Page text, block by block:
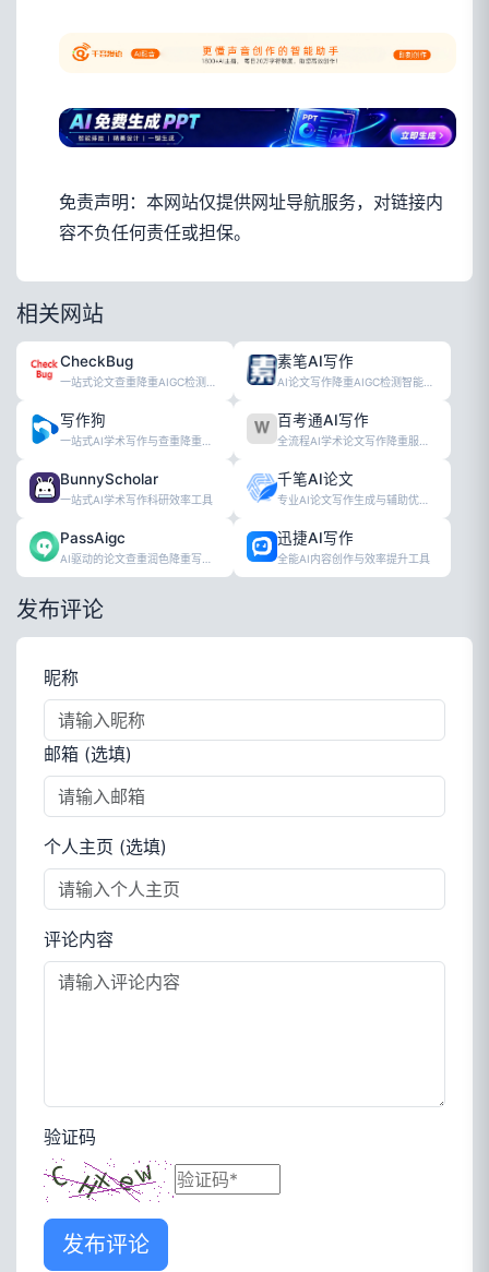
免责声明：本网站仅提供网址导航服务，对链接内
容不负任何责任或担保。
相关网站
CheckBug
一站式论文查重降重AIGC检测服务平台
素笔AI写作
AI论文写作降重AIGC检测智能工具
写作狗
一站式AI学术写作与查重降重服务工具
百考通AI写作
全流程AI学术论文写作降重服务平台
BunnyScholar
一站式AI学术写作科研效率工具
千笔AI论文
专业AI论文写作生成与辅助优化工具
PassAigc
AI驱动的论文查重润色降重写作辅助工具
迅捷AI写作
全能AI内容创作与效率提升工具
发布评论
昵称
邮箱 (选填)
个人主页 (选填)
评论内容
验证码
发布评论